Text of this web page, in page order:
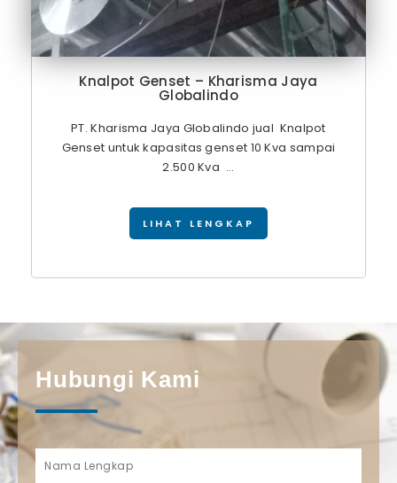
Knalpot Genset – Kharisma Jaya
Globalindo
PT. Kharisma Jaya Globalindo jual Knalpot
Genset untuk kapasitas genset 10 Kva sampai
2.500 Kva ...
LIHAT LENGKAP
Hubungi Kami